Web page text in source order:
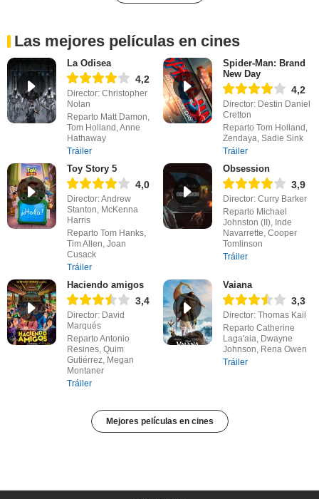
Las mejores películas en cines
La Odisea
4,2
Director: Christopher
Nolan
Reparto Matt Damon,
Tom Holland, Anne
Hathaway
Tráiler
Spider-Man: Brand
New Day
4,2
Director: Destin Daniel
Cretton
Reparto Tom Holland,
Zendaya, Sadie Sink
Tráiler
Toy Story 5
4,0
Director: Andrew
Stanton, McKenna
Harris
Reparto Tom Hanks,
Tim Allen, Joan
Cusack
Tráiler
Obsession
3,9
Director: Curry Barker
Reparto Michael
Johnston (II), Inde
Navarrette, Cooper
Tomlinson
Tráiler
Haciendo amigos
3,4
Director: David
Marqués
Reparto Antonio
Resines, Quim
Gutiérrez, Megan
Montaner
Tráiler
Vaiana
3,3
Director: Thomas Kail
Reparto Catherine
Laga'aia, Dwayne
Johnson, Rena Owen
Tráiler
Mejores películas en cines